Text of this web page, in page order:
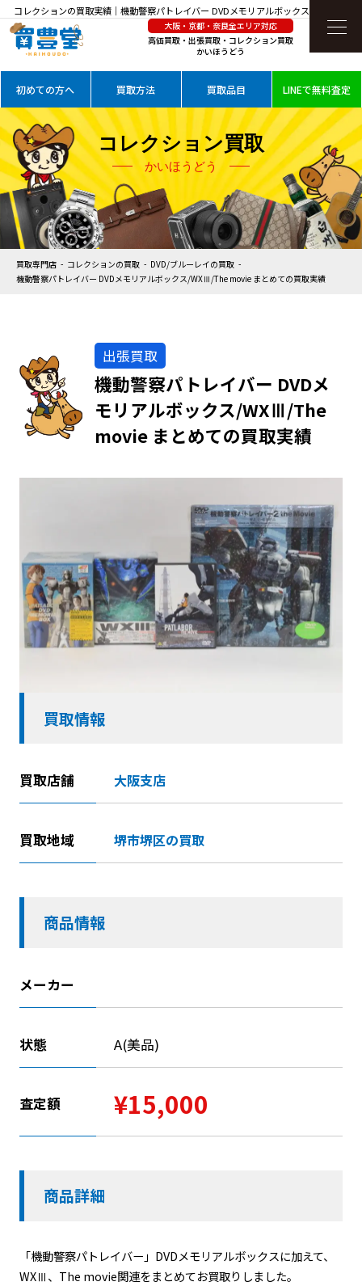
コレクションの買取実績｜機動警察パトレイバー DVDメモリアルボックス/WXⅢ/The
movie まとめてを高価買取
大阪・京都・奈良全エリア対応
高価買取・出張買取・コレクション買取
かいほうどう
初めての方へ 買取方法 買取品目 LINEで無料査定
コレクション買取
かいほうどう
買取専門店 コレクションの買取
DVD/ブルーレイの買取
機動警察パトレイバー DVDメモリアルボックス/WXⅢ/The movie まとめての買取実績
出張買取
機動警察パトレイバー DVDメ
モリアルボックス/WXⅢ/The
movie まとめての買取実績
買取情報
買取店舗 大阪支店
買取地域 堺市堺区の買取
商品情報
メーカー
状態 A(美品)
査定額 ¥15,000
商品詳細
「機動警察パトレイバー」DVDメモリアルボックスに加えて、
WXⅢ、The movie関連をまとめてお買取りしました。